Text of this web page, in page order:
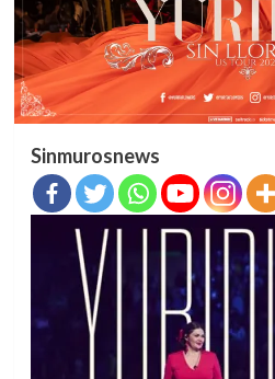
Sinmurosnews